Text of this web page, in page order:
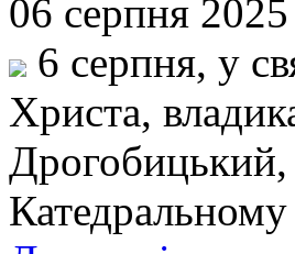
06 серпня 2025
6 серпня, у
Христа,
Дрогобицький,